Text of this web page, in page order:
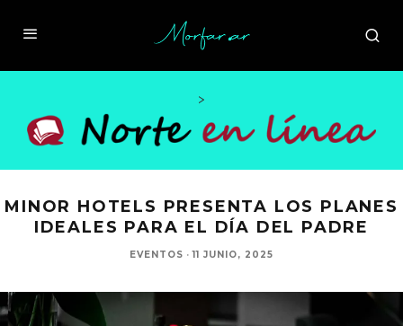
>
MINOR HOTELS PRESENTA LOS PLANES
IDEALES PARA EL DÍA DEL PADRE
EVENTOS · 11 JUNIO, 2025